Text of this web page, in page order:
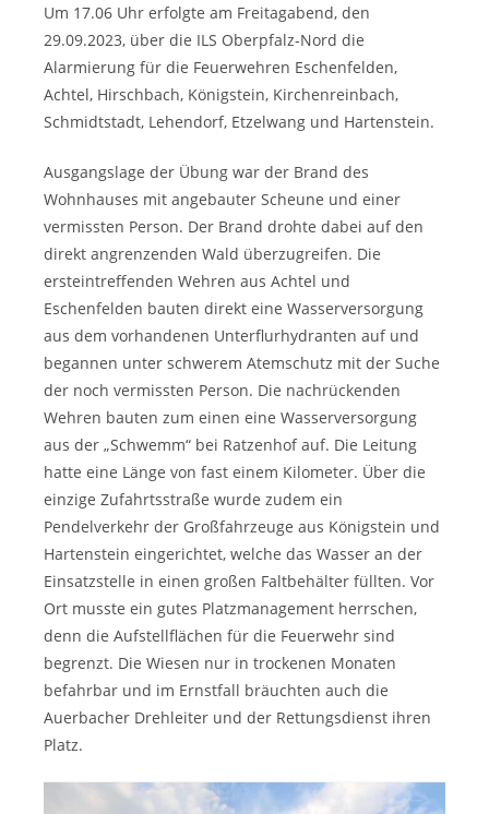
Um 17.06 Uhr erfolgte am Freitagabend, den
29.09.2023, über die ILS Oberpfalz-Nord die
Alarmierung für die Feuerwehren Eschenfelden,
Achtel, Hirschbach, Königstein, Kirchenreinbach,
Schmidtstadt, Lehendorf, Etzelwang und Hartenstein.
Ausgangslage der Übung war der Brand des
Wohnhauses mit angebauter Scheune und einer
vermissten Person. Der Brand drohte dabei auf den
direkt angrenzenden Wald überzugreifen. Die
ersteintreffenden Wehren aus Achtel und
Eschenfelden bauten direkt eine Wasserversorgung
aus dem vorhandenen Unterflurhydranten auf und
begannen unter schwerem Atemschutz mit der Suche
der noch vermissten Person. Die nachrückenden
Wehren bauten zum einen eine Wasserversorgung
aus der „Schwemm“ bei Ratzenhof auf. Die Leitung
hatte eine Länge von fast einem Kilometer. Über die
einzige Zufahrtsstraße wurde zudem ein
Pendelverkehr der Großfahrzeuge aus Königstein und
Hartenstein eingerichtet, welche das Wasser an der
Einsatzstelle in einen großen Faltbehälter füllten. Vor
Ort musste ein gutes Platzmanagement herrschen,
denn die Aufstellflächen für die Feuerwehr sind
begrenzt. Die Wiesen nur in trockenen Monaten
befahrbar und im Ernstfall bräuchten auch die
Auerbacher Drehleiter und der Rettungsdienst ihren
Platz.